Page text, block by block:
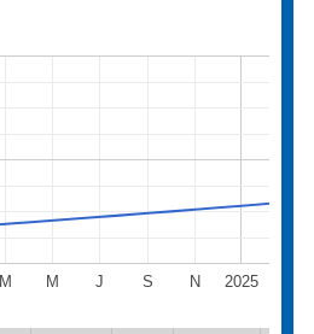
2025
M M J S N